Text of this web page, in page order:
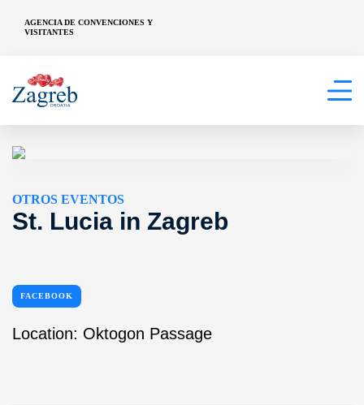
AGENCIA DE CONVENCIONES Y
VISITANTES
OTROS EVENTOS
St. Lucia in Zagreb
FACEBOOK
Location: Oktogon Passage